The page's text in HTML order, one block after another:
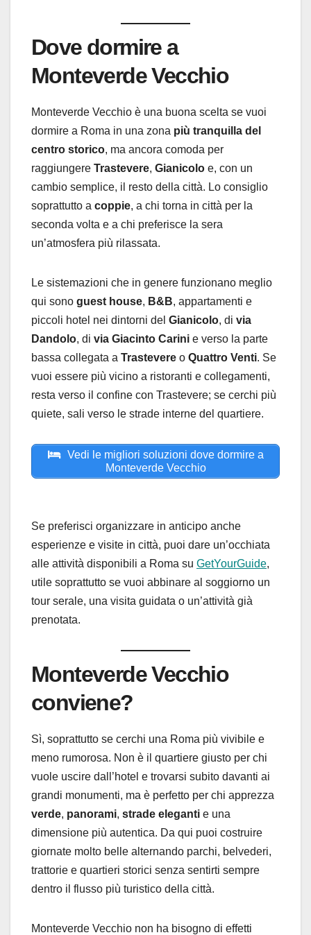
Dove dormire a
Monteverde Vecchio
Monteverde Vecchio è una buona scelta se vuoi
dormire a Roma in una zona più tranquilla del
centro storico, ma ancora comoda per
raggiungere Trastevere, Gianicolo e, con un
cambio semplice, il resto della città. Lo consiglio
soprattutto a coppie, a chi torna in città per la
seconda volta e a chi preferisce la sera
un’atmosfera più rilassata.
Le sistemazioni che in genere funzionano meglio
qui sono guest house, B&B, appartamenti e
piccoli hotel nei dintorni del Gianicolo, di via
Dandolo, di via Giacinto Carini e verso la parte
bassa collegata a Trastevere o Quattro Venti. Se
vuoi essere più vicino a ristoranti e collegamenti,
resta verso il confine con Trastevere; se cerchi più
quiete, sali verso le strade interne del quartiere.
Vedi le migliori soluzioni dove dormire a
Monteverde Vecchio
Se preferisci organizzare in anticipo anche
esperienze e visite in città, puoi dare un’occhiata
alle attività disponibili a Roma su GetYourGuide,
utile soprattutto se vuoi abbinare al soggiorno un
tour serale, una visita guidata o un’attività già
prenotata.
Monteverde Vecchio
conviene?
Sì, soprattutto se cerchi una Roma più vivibile e
meno rumorosa. Non è il quartiere giusto per chi
vuole uscire dall’hotel e trovarsi subito davanti ai
grandi monumenti, ma è perfetto per chi apprezza
verde, panorami, strade eleganti e una
dimensione più autentica. Da qui puoi costruire
giornate molto belle alternando parchi, belvederi,
trattorie e quartieri storici senza sentirti sempre
dentro il flusso più turistico della città.
Monteverde Vecchio non ha bisogno di effetti